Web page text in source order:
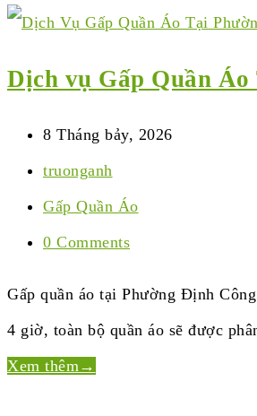
Dịch vụ Gấp Quần
8 Tháng bảy, 2026
truonganh
Gấp Quần Áo
0 Comments
Gấp quần áo tại Phường Định
4 giờ, toàn bộ quần áo sẽ được
Xem thêm→